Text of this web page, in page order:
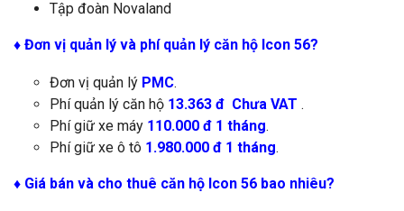
Tập đoàn Novaland
♦ Đơn vị quản lý và phí quản lý căn hộ Icon 56?
Đơn vị quản lý PMC.
Phí quản lý căn hộ 13.363 đ Chưa VAT .
Phí giữ xe máy 110.000 đ 1 tháng.
Phí giữ xe ô tô 1.980.000 đ 1 tháng.
♦ Giá bán và cho thuê căn hộ Icon 56 bao nhiêu?